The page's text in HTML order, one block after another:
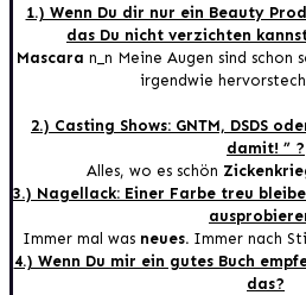
1.) Wenn Du dir nur ein Beauty
das Du nicht verzichten
Mascara n_n Meine Augen sind schon
irgendwie
2.) Casting Shows: GNTM, DSDS
damit! ” ?
Alles, wo es schön
3.) Nagellack: Einer Farbe treu
Immer mal was neues.Immer nach
4.) Wenn Du mir ein gutes Buch
das?